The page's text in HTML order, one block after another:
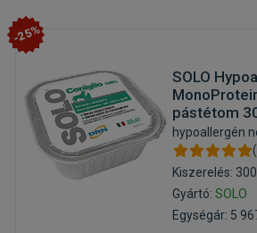
-25%
SOLO
pástétom
hypoallergén
Kiszerelés:
Gyártó: SOLO
Egységár: 5